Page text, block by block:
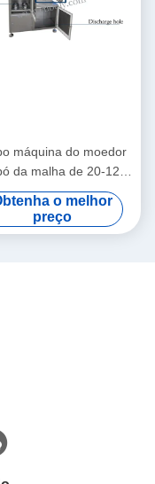
máquina do moedor
da malha de 20-120
coletor de poeira
o melhor
preço